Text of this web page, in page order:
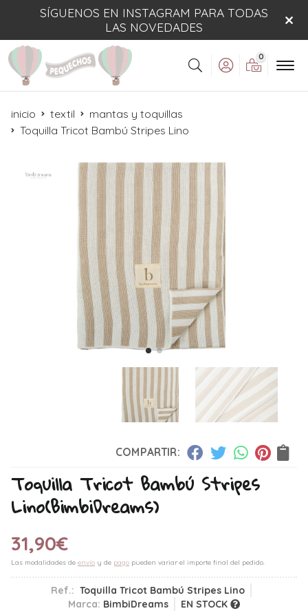
SÍGUENOS EN INSTAGRAM PARA TODAS
LAS NOVEDADES
Buscar
0
inicio textil
mantas y toquillas
Toquilla Tricot Bambú Stripes Lino
COMPARTIR:
Toquilla Tricot Bambú Stripes
Lino(BimbiDreams)
31,90€
Las modalidades de envío y de pago pueden variar el importe final del pedido.
Ref.: Toquilla Tricot Bambú Stripes Lino
Marca: BimbiDreams EN STOCK